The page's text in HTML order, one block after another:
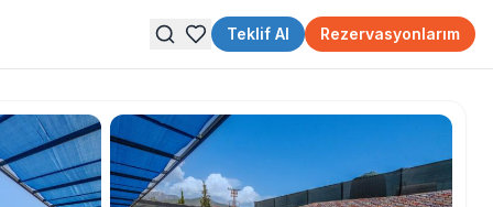
Teklif Al Rezervasyonlarım